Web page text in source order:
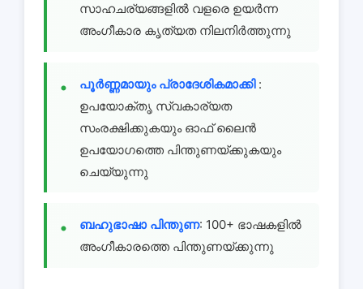
സാഹചര്യങ്ങളിൽ വളരെ ഉയർന്ന
അംഗീകാര കൃത്യത നിലനിർത്തുന്നു
പൂർണ്ണമായും പ്രാദേശികമാക്കി :
ഉപയോക്തൃ സ്വകാര്യത
സംരക്ഷിക്കുകയും ഓഫ് ലൈൻ
ഉപയോഗത്തെ പിന്തുണയ്ക്കുകയും
ചെയ്യുന്നു
ബഹുഭാഷാ പിന്തുണ: 100+ ഭാഷകളിൽ
അംഗീകാരത്തെ പിന്തുണയ്ക്കുന്നു